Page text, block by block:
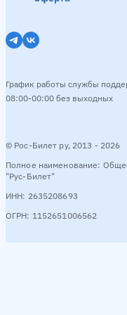
© Рос-Билет ру, 2013 - 2026
Полное наименование:
"Рус-Билет"
ИНН: 2635208693
ОГРН: 1152651006562
График работы службы
08:00-00:00 без выходных